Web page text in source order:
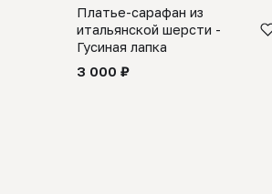
SALE
Платье-сарафан из
итальянской шерсти -
Гусиная лапка
3 000 ₽